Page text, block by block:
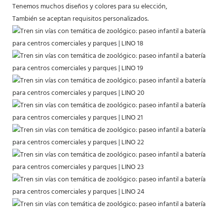
Tenemos muchos diseños y colores para su elección,
También se aceptan requisitos personalizados.